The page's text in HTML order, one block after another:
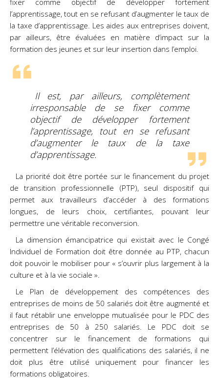
fixer comme objectif de développer fortement
l’apprentissage, tout en se refusant d’augmenter le taux de
la taxe d’apprentissage. Les aides aux entreprises doivent,
par ailleurs, être évaluées en matière d’impact sur la
formation des jeunes et sur leur insertion dans l’emploi.
Il est, par ailleurs, complètement
irresponsable de se fixer comme
objectif de développer fortement
l’apprentissage, tout en se refusant
d’augmenter le taux de la taxe
d’apprentissage.
La priorité doit être portée sur le financement du projet
de transition professionnelle (PTP), seul dispositif qui
permet aux travailleurs d’accéder à des formations
longues, de leurs choix, certifiantes, pouvant leur
permettre une véritable reconversion.
La dimension émancipatrice qui existait avec le Congé
Individuel de Formation doit être donnée au PTP, chacun
doit pouvoir le mobiliser pour « s’ouvrir plus largement à la
culture et à la vie sociale ».
Le Plan de développement des compétences des
entreprises de moins de 50 salariés doit être augmenté et
il faut rétablir une enveloppe mutualisée pour le PDC des
entreprises de 50 à 250 salariés. Le PDC doit se
concentrer sur le financement de formations qui
permettent l’élévation des qualifications des salariés, il ne
doit plus être utilisé uniquement pour financer les
formations obligatoires.